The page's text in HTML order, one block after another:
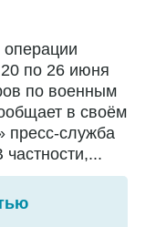
по 26 июня
по военным
в своём
пресс-служба